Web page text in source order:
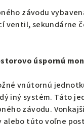
závodu
ventil, sekundárne
úspornú
vnútornú
iný systém. Táto
závodu.
alebo túto voľne